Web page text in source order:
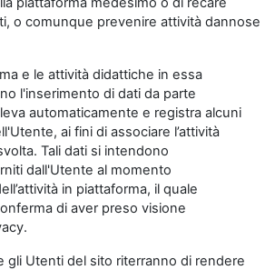
o comunque prevenire attività dannose
e le attività didattiche in essa
l'inserimento di dati da parte
automaticamente e registra alcuni
ai fini di associare l’attività
Tali dati si intendono
dall'Utente al momento
in piattaforma, il quale
di aver preso visione
gli Utenti del sito riterranno di rendere